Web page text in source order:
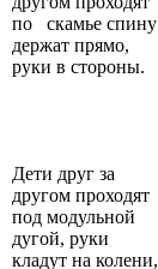
по скамье спину
держат прямо,
руки в стороны.
Дети друг за
другом проходят
под модульной
дугой, руки
кладут на колени,